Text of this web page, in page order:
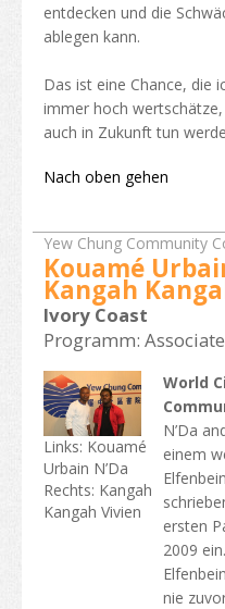
entdecken und die
ablegen kann.
Das ist eine Chance, die
immer hoch wertschätze,
auch in Zukunft tun
Nach oben gehen
Yew Chung Community
Kouamé
Kangah
Ivory Coast
Programm:
Links: Kouamé
Urbain N’Da
Rechts: Kangah
Kangah Vivien
World
N’Da
einem
ersten
2009
nie